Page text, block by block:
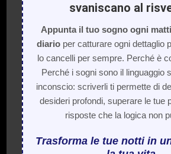
svaniscano al
Appunta il tuo sogno ogni
diarioper catturare ogni dettaglio
lo cancelli per sempre. Perché è
Perché i sogni sono il linguaggio
inconscio: scriverli ti permette di
desideri profondi, superare le tue
risposte che la logica non
Trasforma le tue notti in